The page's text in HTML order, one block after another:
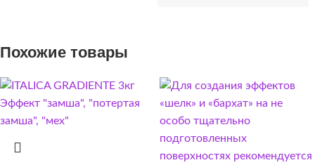
Похожие товары